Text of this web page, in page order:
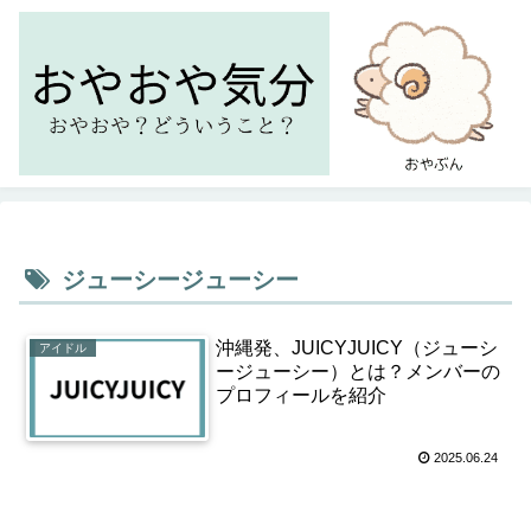
ジューシージューシー
アイドル
沖縄発、JUICYJUICY（ジューシ
ージューシー）とは？メンバーの
プロフィールを紹介
2025.06.24